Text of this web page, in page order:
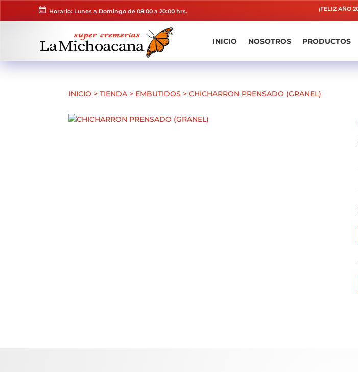
Horario: Lunes a Domingo de 08:00 a 20:00 hrs. ¡FELIZ AÑO
INICIO NOSOTROS PRODUCTOS
INICIO >TIENDA > EMBUTIDOS >CHICHARRON PRENSADO (GRANEL)